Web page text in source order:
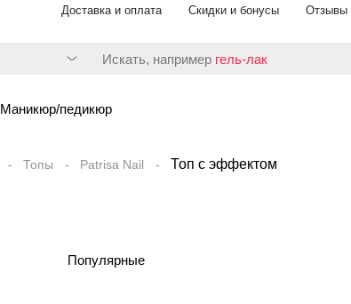
Доставка и оплата Скидки и бонусы Отзывы
Искать, например гель-лак
Маникюр/педикюр
Топы Patrisa Nail Топ с эффектом
Популярные